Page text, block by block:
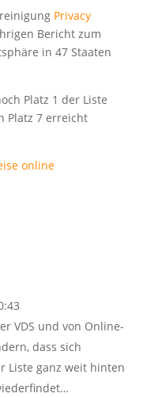
Privacy
Bericht zum
in 47 Staaten
Platz 1 der Liste
Platz 7 erreicht
online
VDS und von Online-
dass sich
Liste ganz weit hinten